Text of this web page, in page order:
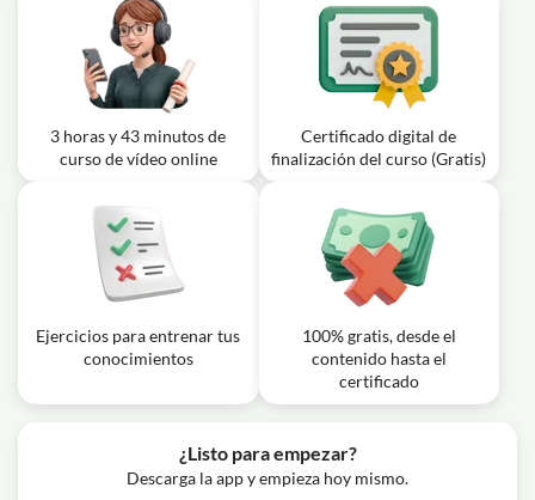
3 horas y 43 minutos de
curso de vídeo online
Certificado digital de
finalización del curso (Gratis)
Ejercicios para entrenar tus
conocimientos
100% gratis, desde el
contenido hasta el
certificado
¿Listo para empezar?
Descarga la app y empieza hoy mismo.